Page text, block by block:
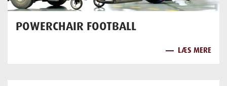
POWERCHAIR FOOTBALL
LÆS MERE